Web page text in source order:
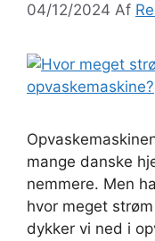
04/12/2024 Af
mange danske
nemmere. Men
hvor meget
dykker vi ned i